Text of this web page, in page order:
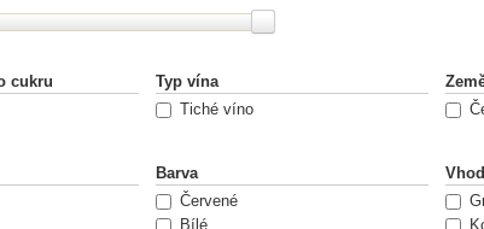
sklepě stařečka Antonína, který toho času, byť
se rodinné vinice díky mému otci Vítězslavovi
překryto navátými půdami a minerálními usazeninami.
bohaté na minerály, které přispívají k jedinečnosti našich
efektem. Půda jako živý organismus je pro nás
cukru
Typ vína
Tiché víno
Barva
Červené